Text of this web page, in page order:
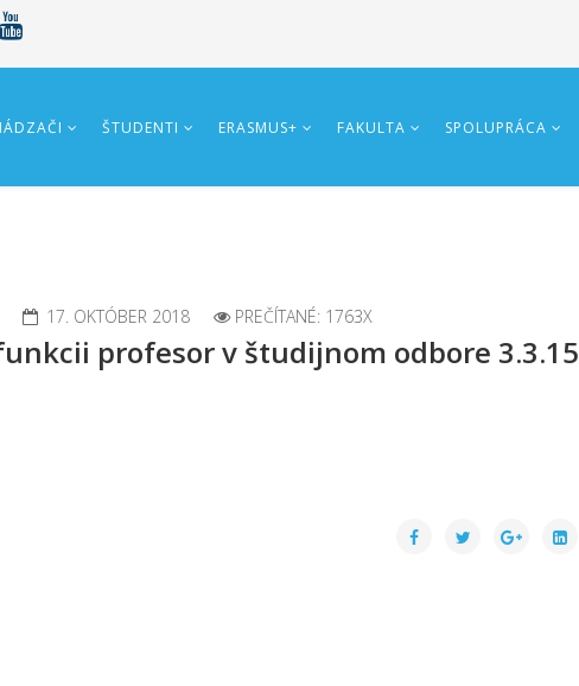
ŠTUDENTI ERASMUS+ FAKULTA SPOLUPRÁCA
17. OKTÓBER 2018 PREČÍTANÉ: 1763X
profesor v študijnom odbore 3.3.15